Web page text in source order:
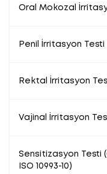
Oral Mokozal
Penil İrritasyon Testi
Rektal İrritasyon
Vajinal İrritasyon
Sensitizasyon Testi
ISO 10993-10)